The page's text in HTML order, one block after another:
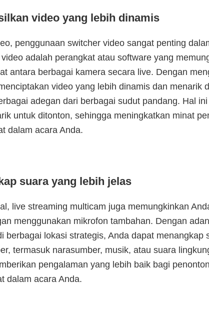
video yang lebih dinamis
penggunaan switcher video sangat penting
adalah perangkat atau software yang
antara berbagai kamera secara live. Dengan
video yang lebih dinamis dan menarik
adegan dari berbagai sudut pandang. Hal
untuk ditonton, sehingga meningkatkan minat
dalam acara Anda.
suara yang lebih jelas
live streaming multicam juga memungkinkan
menggunakan mikrofon tambahan. Dengan
berbagai lokasi strategis, Anda dapat menangkap
termasuk narasumber, musik, atau suara
pengalaman yang lebih baik bagi
dalam acara Anda.